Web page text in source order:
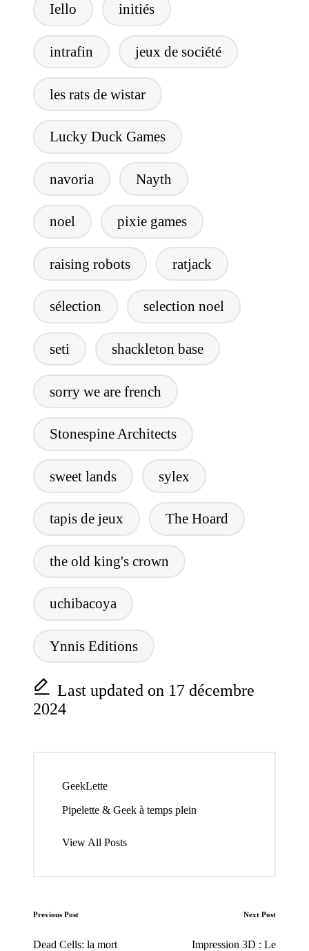
Iello initiés
intrafin jeux de société
les rats de wistar
Lucky Duck Games
navoria Nayth
noel pixie games
raising robots ratjack
sélection selection noel
seti shackleton base
sorry we are french
Stonespine Architects
sweet lands sylex
tapis de jeux The Hoard
the old king's crown
uchibacoya
Ynnis Editions
Last updated on 17 décembre
2024
GeekLette
Pipelette & Geek à temps plein
View All Posts
Post
navigation
Previous Post
Dead Cells: la mort
Next Post
Impression 3D : Le